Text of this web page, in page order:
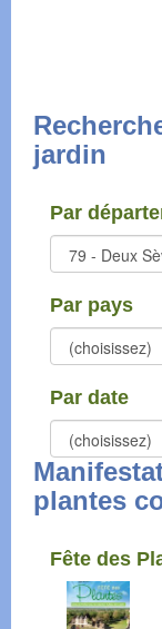
jardin
Par
Par pays
Par date
plantes
Fête des